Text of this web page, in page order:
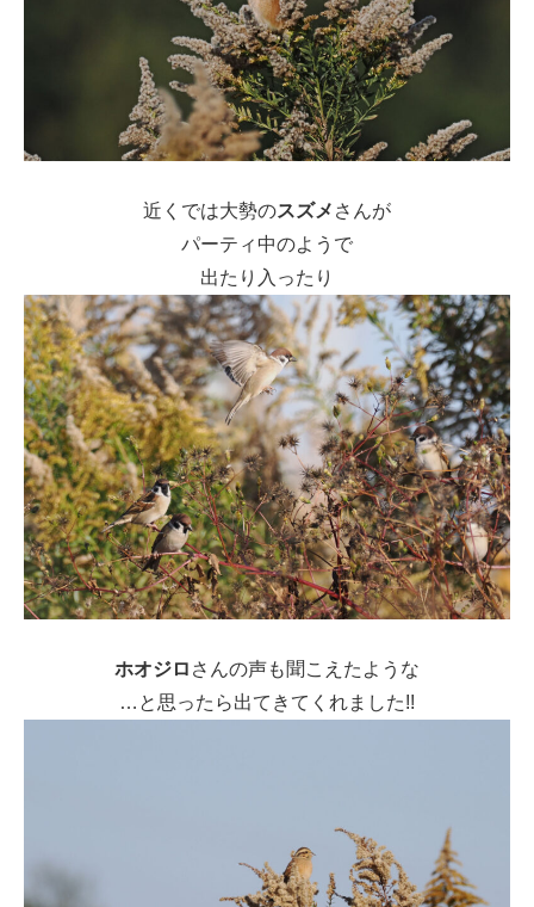
近くでは大勢のスズメ さんが
パーティ中のようで
出たり入ったり
ホオジロ さんの声も聞こえたような
…と思ったら出てきてくれました!!